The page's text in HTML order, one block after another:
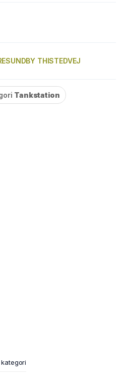
THISTEDVEJ
Tankstation